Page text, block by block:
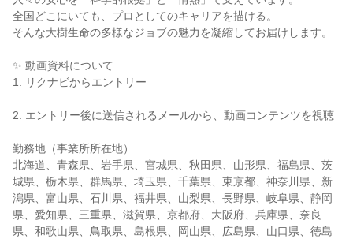
全国どこにいても、プロとしてのキャリアを描ける。
そんな大樹生命の多様なジョブの魅力を凝縮してお届けします。
✨ 動画資料について
1. リクナビからエントリー
2. エントリー後に送信されるメールから、動画コンテンツを視聴
勤務地（事業所所在地）
北海道、青森県、岩手県、宮城県、秋田県、山形県、福島県、茨
城県、栃木県、群馬県、埼玉県、千葉県、東京都、神奈川県、新
潟県、富山県、石川県、福井県、山梨県、長野県、岐阜県、静岡
県、愛知県、三重県、滋賀県、京都府、大阪府、兵庫県、奈良
県、和歌山県、鳥取県、島根県、岡山県、広島県、山口県、徳島